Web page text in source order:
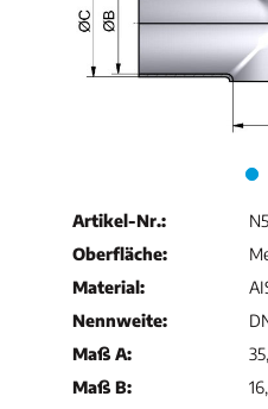
Artikel-Nr.:
Oberfläche:
Material:
Nennweite:
Maß A:
Maß B: